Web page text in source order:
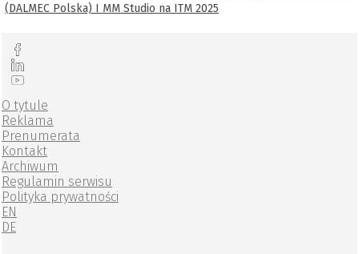
(DALMEC Polska) I MM Studio na ITM 2025
O tytule
Reklama
Prenumerata
Kontakt
Archiwum
Regulamin serwisu
Polityka prywatności
EN
DE